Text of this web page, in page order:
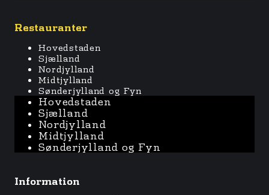
Restauranter
Hovedstaden
Sjælland
Nordjylland
Midtjylland
Sønderjylland og Fyn
Hovedstaden
Sjælland
Nordjylland
Midtjylland
Sønderjylland og Fyn
Information